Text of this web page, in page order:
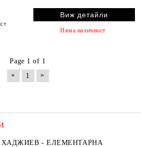
Виж детайли
Няма наличност
Page 1 of 1
«
1 »
- ЕЛЕМЕНТАРНА